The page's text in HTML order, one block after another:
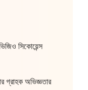
সিকোয়েন্স
গ্রাহক অভিজ্ঞতার